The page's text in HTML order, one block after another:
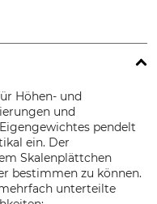
Höhen- und
und
pendelt
ein. Der
Skalenplättchen
bestimmen zu können.
unterteilte